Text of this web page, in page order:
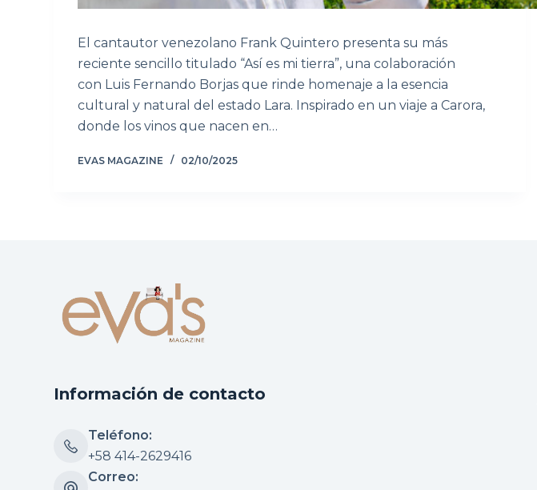
El cantautor venezolano Frank Quintero presenta su más
reciente sencillo titulado “Así es mi tierra”, una colaboración
con Luis Fernando Borjas que rinde homenaje a la esencia
cultural y natural del estado Lara. Inspirado en un viaje a Carora,
donde los vinos que nacen en…
EVAS MAGAZINE 02/10/2025
Información de contacto
Teléfono:
+58 414-2629416
Correo: